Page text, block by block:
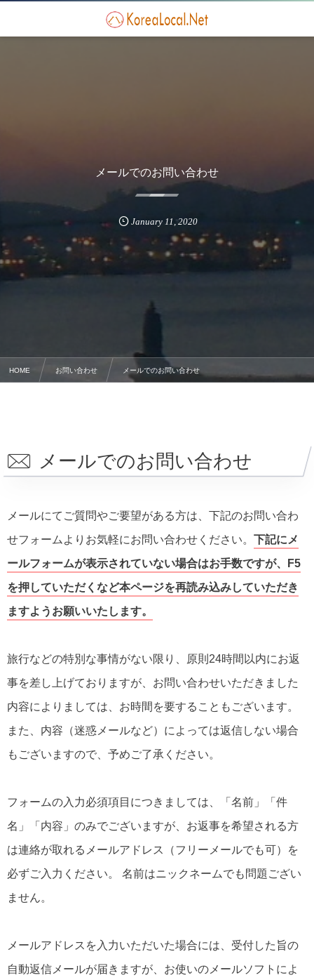
メールでのお問い合わせ
January 11,2020
HOME お問い合わせ メールでのお問い合わせ
メールでのお問い合わせ
メールにてご質問やご要望がある方は、下記のお問い合わ
せフォームよりお気軽にお問い合わせください。 下記にメ
ールフォームが表示されていない場合はお手数ですが、F5
を押していただくなど本ページを再読み込みしていただき
ますようお願いいたします。
旅行などの特別な事情がない限り、原則24時間以内にお返
事を差し上げておりますが、お問い合わせいただきました
内容によりましては、お時間を要することもございます。
また、内容（迷惑メールなど）によっては返信しない場合
もございますので、予めご了承ください。
フォームの入力必須項目につきましては、「名前」「件
名」「内容」のみでございますが、お返事を希望される方
は連絡が取れるメールアドレス（フリーメールでも可）を
必ずご入力ください。 名前はニックネームでも問題ござい
ません。
メールアドレスを入力いただいた場合には、受付した旨の
自動返信メールが届きますが、お使いのメールソフトによ